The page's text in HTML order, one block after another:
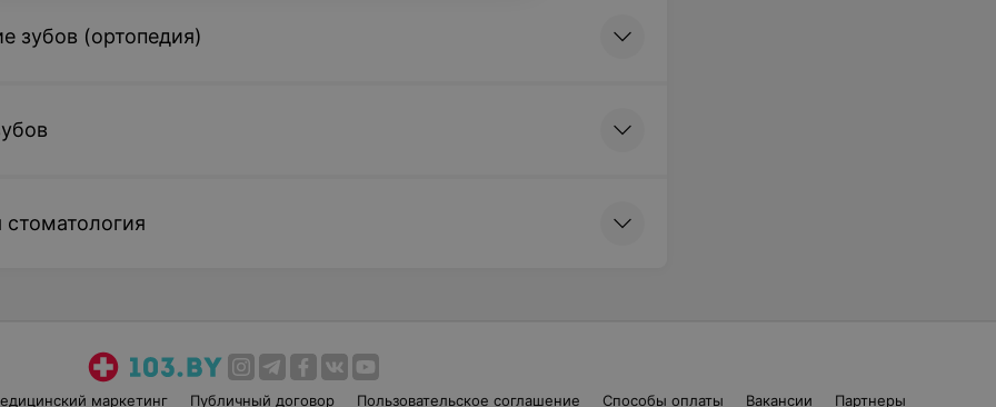
зубов (ортопедия)
стоматология
маркетинг Публичный договор Пользовательское соглашение Способы оплаты Вакансии Партнеры